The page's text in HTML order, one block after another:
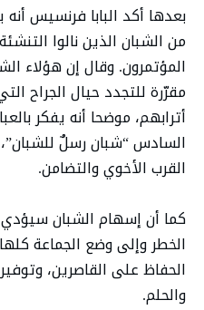
بعدها أكد البابا فرنسيس
من الشبان الذين نالوا
المؤتمرون. وقال إن هؤلاء
مقرّرة للتجدد حيال الجراح
أترابهم، موضحا أنه يفكر
السادس “شبان رسلٌ
القرب الأخوي والتضامن.
كما أن إسهام الشبان
الخطر وإلى وضع الجماعة
الحفاظ على القاصرين،
والحلم.